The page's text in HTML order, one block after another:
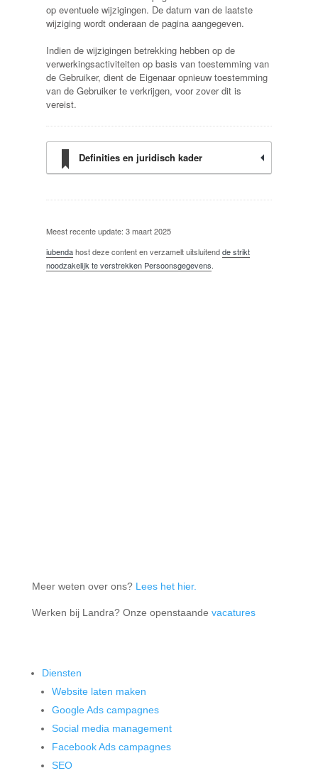
op eventuele wijzigingen. De datum van de laatste
wijziging wordt onderaan de pagina aangegeven.
Indien de wijzigingen betrekking hebben op de
verwerkingsactiviteiten op basis van toestemming van
de Gebruiker, dient de Eigenaar opnieuw toestemming
van de Gebruiker te verkrijgen, voor zover dit is
vereist.
Definities en juridisch kader
Meest recente update: 3 maart 2025
iubendahost deze content en verzamelt uitsluitendde strikt
noodzakelijk te verstrekken Persoonsgegevens
Meer weten over ons? Lees het hier.
Werken bij Landra? Onze openstaande vacatures
Diensten
Website laten maken
Google Ads campagnes
Social media management
Facebook Ads campagnes
SEO